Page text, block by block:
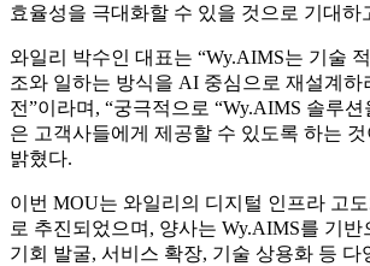
효율성을 극대화할 수 있을 것으로 기대하
와일리 박수인 대표는 “Wy.AIMS는 기술
조와 일하는 방식을 AI 중심으로 재설계하
전”이라며, “궁극적으로 “Wy.AIMS 솔루
은 고객사들에게 제공할 수 있도록 하는
밝혔다.
이번 MOU는 와일리의 디지털 인프라 고
로 추진되었으며, 양사는 Wy.AIMS를 기반
기회 발굴, 서비스 확장, 기술 상용화 등 다